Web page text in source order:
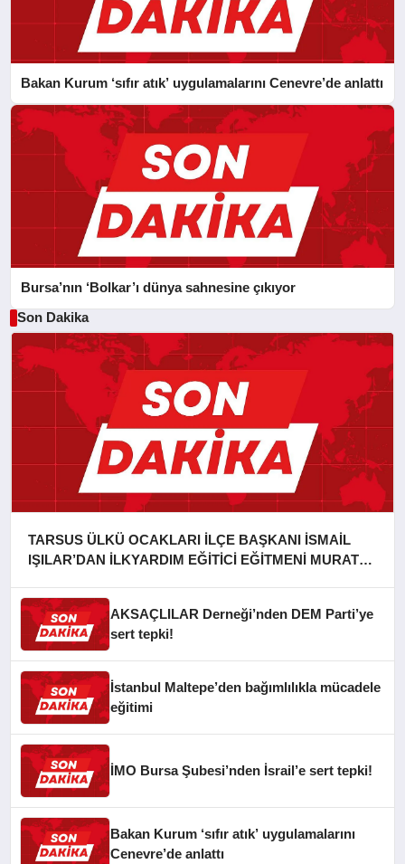
Bakan Kurum ‘sıfır atık’ uygulamalarını Cenevre’de anlattı
Bursa’nın ‘Bolkar’ı dünya sahnesine çıkıyor
Son Dakika
TARSUS ÜLKÜ OCAKLARI İLÇE BAŞKANI İSMAİL
IŞILAR’DAN İLKYARDIM EĞİTİCİ EĞİTMENİ MURAT
AKSAÇLILAR Derneği’nden DEM Parti’ye
sert tepki!
İstanbul Maltepe’den bağımlılıkla mücadele
eğitimi
İMO Bursa Şubesi’nden İsrail’e sert tepki!
Bakan Kurum ‘sıfır atık’ uygulamalarını
Cenevre’de anlattı